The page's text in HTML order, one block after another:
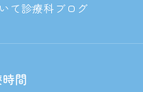
て診療科ブログ
間